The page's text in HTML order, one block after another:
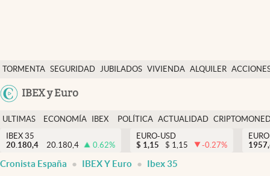
TORMENTA SEGURIDAD JUBILADOS VIVIENDA ALQUILER
IBEX y Euro
Economía y finanzas
Política
Actualidad
Criptomonedas
España
ULTIMAS
NOTICIAS
ECONOMÍA
FINANZAS
IBEX
EURO
POLÍTICA ACTUALIDAD
IBEX 35
20.180,4
20.180,4 0.62%
EURO-USD
$ 1,15 $ 1,15 -0.27%
Cronista España IBEX Y Euro Ibex 35